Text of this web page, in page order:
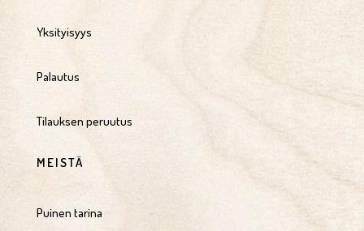
Yksityisyys
Palautus
Tilauksen peruutus
MEISTÄ
Puinen tarina